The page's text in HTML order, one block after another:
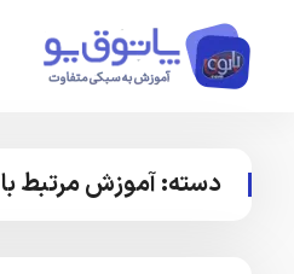
دسته:آموزش مرتبط با